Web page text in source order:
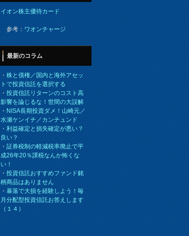
イオン株主優待カード
参考：ワオンチャージ
最新のコラム
・株と債権／国内と海外アセッ
トで投資信託を選択する
・投資信託リターンのコスト高
影響を論じるな！世間の大誤解
・NISA長期投資ダメ！山崎元／
水瀬ケンイチ／カンチュンド
・利益確定と損失確定が悪い？
良い？
・証券税制の軽減税率廃止で平
成26年20％課税なんか怖くな
い！
・投資信託おすすめファンド銘
柄商品はありません
・暴落で大損を経験しよう！毎
月分配型投資信託お答えします
（１４）